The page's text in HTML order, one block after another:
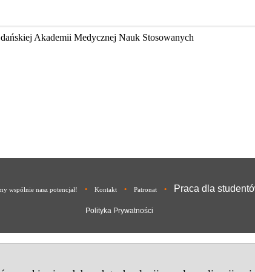
Akademii Medycznej Nauk Stosowanych
wspólnie nasz potencjał! • Kontakt • Patronat • Praca dla
Polityka Prywatności